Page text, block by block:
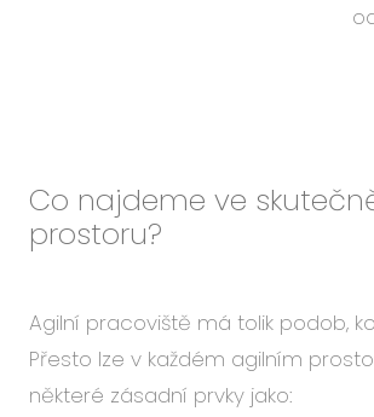
Co najdeme ve
prostoru?
Agilní pracoviště má tolik podob,
Přesto lze v každém agilním
některé zásadní prvky jako: